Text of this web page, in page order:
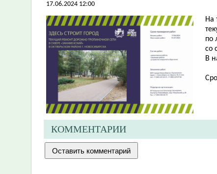
17.06.2024 12:00
​На
по
со
В
КОММЕНТАРИИ